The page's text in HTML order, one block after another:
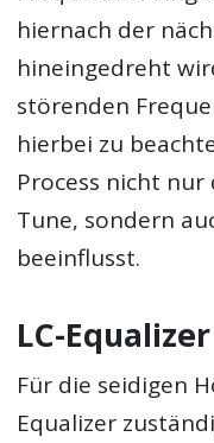
hiernach der
hineingedreht
störenden
hierbei zu
Process nicht
Tune, sondern
beeinflusst.
LC-Equalizer
Für die seidigen
Equalizer